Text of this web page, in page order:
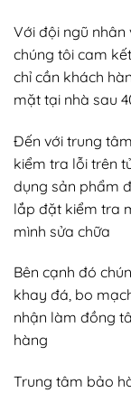
Với đội ngũ nhân
chúng tôi cam
chỉ cần khách
mặt tại nhà sau
Đến với trung
kiểm tra lỗi trên
dụng sản phẩm
lắp đặt kiểm tra
mình sửa chữa
Bên cạnh đó
khay đá, bo
nhận làm đồng
hàng
Trung tâm bảo